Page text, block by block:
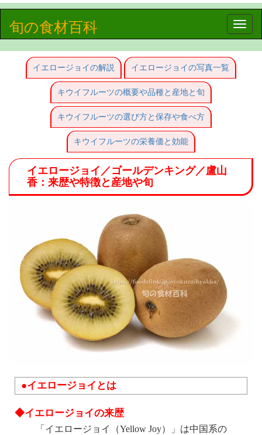
Toggle
旬の食材百科
イエロージョイの解説 イエロージョイの写真一覧
キウイフルーツの概要や品種と産地と旬
キウイフルーツの選び方と保存や食べ方
キウイフルーツの栄養価と効能
イエロージョイ／ゴールデンキング／盧山
香：来歴や特徴と産地や旬
●イエロージョイとは
◆イエロージョイの来歴
「イエロージョイ（Yellow Joy）」は中国系の